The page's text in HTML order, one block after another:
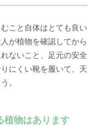
こと自体はとても良い
が植物を確認してから
ないこと、足元の安全
にくい靴を履いて、天
。
植物はあります